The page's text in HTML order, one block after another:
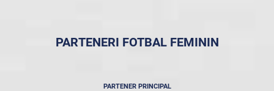
PARTENERI FOTBAL FEMININ
PARTENER PRINCIPAL